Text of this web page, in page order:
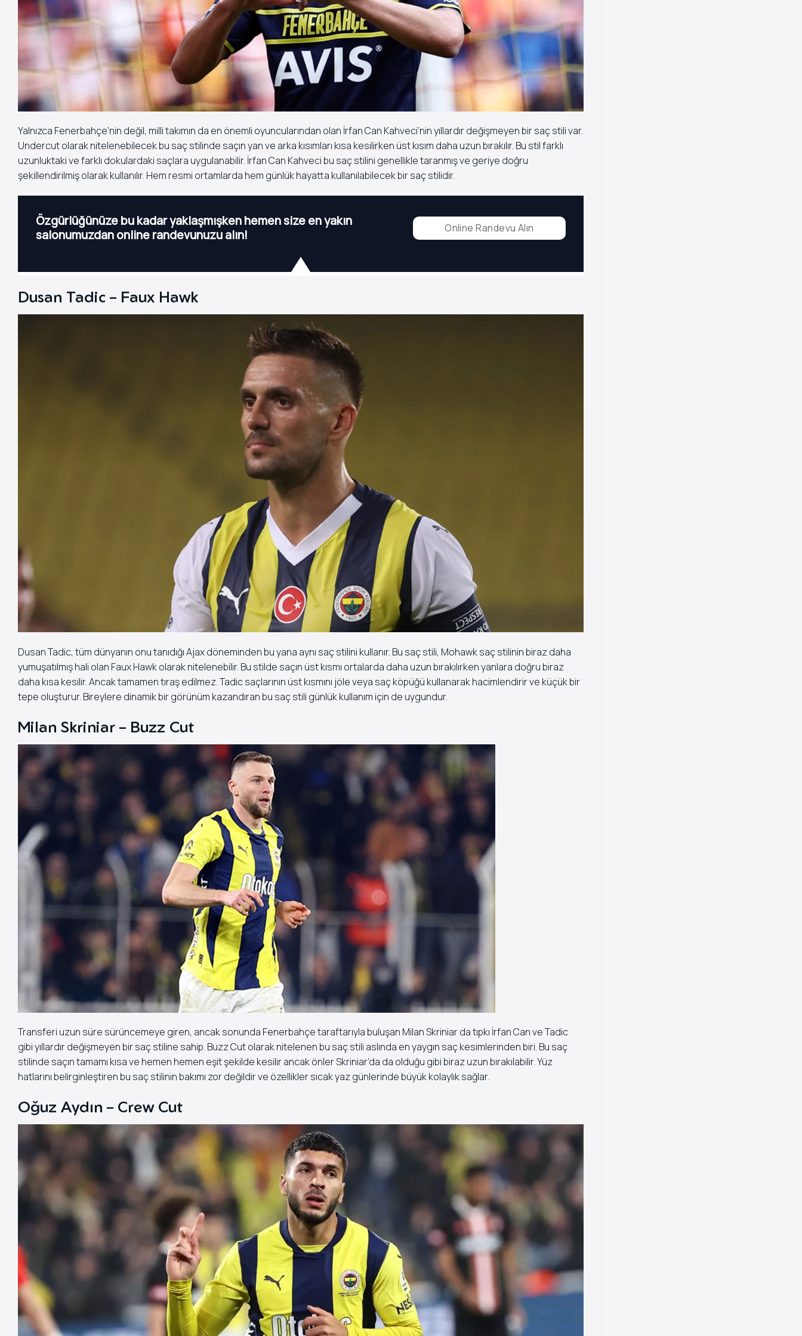
Yalnızca Fenerbahçe’nin değil, milli takımın da en önemli oyuncularından olan İrfan Can Kahveci’nin yıllardır değişmeyen bir saç stili var.
Undercut olarak nitelenebilecek bu saç stilinde saçın yan ve arka kısımları kısa kesilirken üst kısım daha uzun bırakılır. Bu stil farklı
uzunluktaki ve farklı dokulardaki saçlara uygulanabilir. İrfan Can Kahveci bu saç stilini genellikle taranmış ve geriye doğru
şekillendirilmiş olarak kullanılır. Hem resmi ortamlarda hem günlük hayatta kullanılabilecek bir saç stilidir.
Özgürlüğünüze bu kadar yaklaşmışken hemen size en yakın
salonumuzdan online randevunuzu alın!
Online Randevu Alın
Dusan Tadic – Faux Hawk
Dusan Tadic, tüm dünyanın onu tanıdığı Ajax döneminden bu yana aynı saç stilini kullanır. Bu saç stili, Mohawk saç stilinin biraz daha
yumuşatılmış hali olan Faux Hawk olarak nitelenebilir. Bu stilde saçın üst kısmı ortalarda daha uzun bırakılırken yanlara doğru biraz
daha kısa kesilir. Ancak tamamen tıraş edilmez. Tadic saçlarının üst kısmını jöle veya saç köpüğü kullanarak hacimlendirir ve küçük bir
tepe oluşturur. Bireylere dinamik bir görünüm kazandıran bu saç stili günlük kullanım için de uygundur.
Milan Skriniar – Buzz Cut
Transferi uzun süre sürüncemeye giren, ancak sonunda Fenerbahçe taraftarıyla buluşan Milan Skriniar da tıpkı İrfan Can ve Tadic
gibi yıllardır değişmeyen bir saç stiline sahip. Buzz Cut olarak nitelenen bu saç stili aslında en yaygın saç kesimlerinden biri. Bu saç
stilinde saçın tamamı kısa ve hemen hemen eşit şekilde kesilir ancak önler Skriniar’da da olduğu gibi biraz uzun bırakılabilir. Yüz
hatlarını belirginleştiren bu saç stilinin bakımı zor değildir ve özellikler sıcak yaz günlerinde büyük kolaylık sağlar.
Oğuz Aydın – Crew Cut